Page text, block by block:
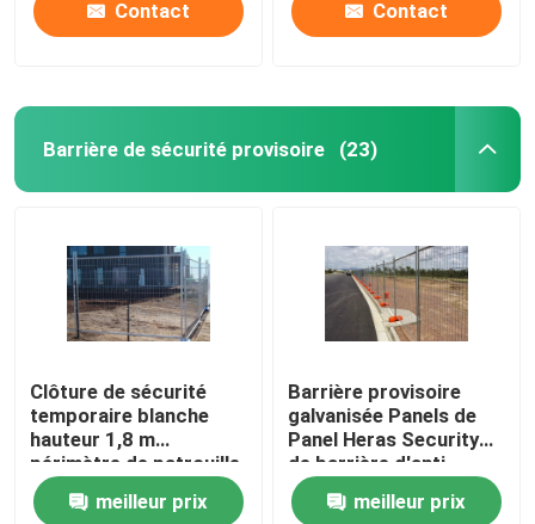
Contact Contact
Barrière de sécurité provisoire (23)
Clôture de sécurité
temporaire blanche
hauteur 1,8 m
périmètre de patrouille
clôture temporaire
meilleur prix
Barrière provisoire
galvanisée Panels de
Panel Heras Security
de barrière d'anti
montée de 2.4m x de
2.1m
meilleur prix